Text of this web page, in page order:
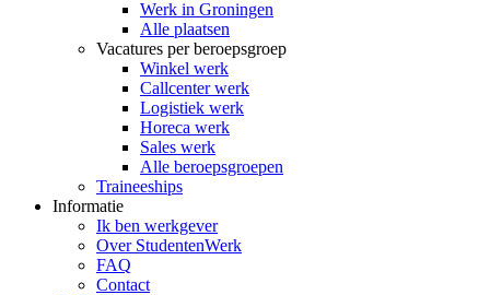
Werk in Groningen
Alle plaatsen
Vacatures per beroepsgroep
Winkel werk
Callcenter werk
Logistiek werk
Horeca werk
Sales werk
Alle beroepsgroepen
Traineeships
Informatie
Ik ben werkgever
Over StudentenWerk
FAQ
Contact